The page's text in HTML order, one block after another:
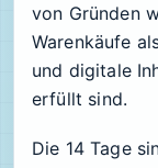
von Gründen
Warenkäufe
und digitale
erfüllt sind.
Die 14 Tage